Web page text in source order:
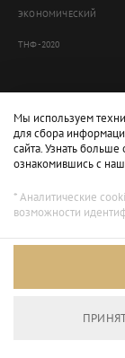
ЭКОНОМИЧЕСКИЙ
ТНФ-2020
Мы используем
для сбора
сайта. Узнать
ознакомившись с
* Аналитические
возможности